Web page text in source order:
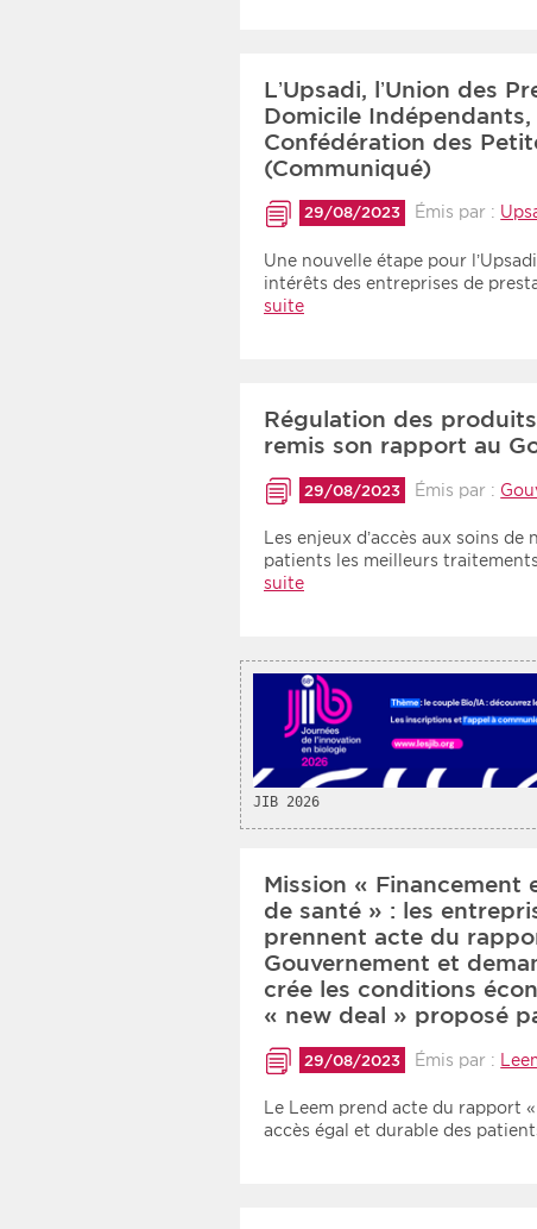
Choisir une zone
L’Upsadi, l’Union des
Domicile Indépendants,
Confédération des
(Communiqué)
29/08/2023 Émis par :
Une nouvelle étape pour
intérêts des entreprises de
suite
Régulation des
remis son rapport au
29/08/2023 Émis par :
Les enjeux d’accès aux soins
patients les meilleurs
suite
JIB 2026
Mission «
de santé » : les
prennent acte du
Gouvernement et
crée les conditions
« new deal » proposé
29/08/2023 Émis par :
Le Leem prend acte du rapport
accès égal et durable des